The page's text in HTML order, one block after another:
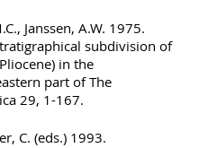
Janssen, A.W. 1975.
subdivision of
in the
part of The
29, 1-167.
C. (eds.) 1993.